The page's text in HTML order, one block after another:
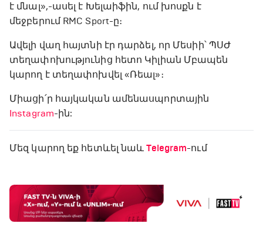
է մնալ»,-ասել է Խելաիֆին, ում խոսքն է
մեջբերում RMC Sport-ը։
Ավելի վաղ հայտնի էր դարձել, որ Մեսիի՝ ՊՍԺ
տեղափոխությունից հետո Կիլիան Մբապեն
կարող է տեղափոխվել «Ռեալ»։
Միացի՛ր հայկական ամենասպորտային
Instagram-ին:
Մեզ կարող եք հետևել նաև Telegram-ում